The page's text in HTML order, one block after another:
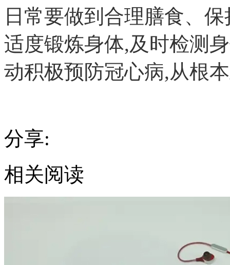
日常要做到合理膳食、
适度锻炼身体,及时检测
动积极预防冠心病,从根
分享:
相关阅读